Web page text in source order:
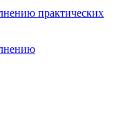
практических